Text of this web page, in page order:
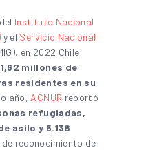
Instituto Nacional
y el Servicio Nacional
en 2022 Chile
1,62 millones de
residentes en su
año, ACNUR reportó
refugiadas,
asilo y 5.138
de reconocimiento de